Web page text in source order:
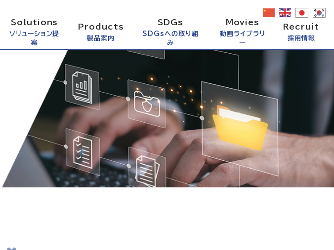
Solutions
ソリューション提
案
Products
製品案内
SDGs
SDGsへの取り組
み
Movies
動画ライブラリ
ー
Recruit
採用情報